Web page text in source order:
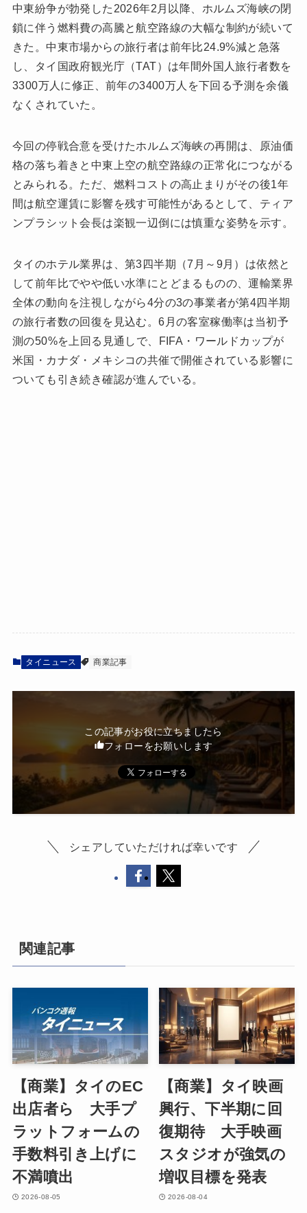
中東紛争が勃発した2026年2月以降、ホルムズ海峡の閉
鎖に伴う燃料費の高騰と航空路線の大幅な制約が続いて
きた。中東市場からの旅行者は前年比24.9%減と急落
し、タイ国政府観光庁（TAT）は年間外国人旅行者数を
3300万人に修正、前年の3400万人を下回る予測を余儀
なくされていた。
今回の停戦合意を受けたホルムズ海峡の再開は、原油価
格の落ち着きと中東上空の航空路線の正常化につながる
とみられる。ただ、燃料コストの高止まりがその後1年
間は航空運賃に影響を残す可能性があるとして、ティア
ンプラシット会長は楽観一辺倒には慎重な姿勢を示す。
タイのホテル業界は、第3四半期（7月～9月）は依然と
して前年比でやや低い水準にとどまるものの、運輸業界
全体の動向を注視しながら4分の3の事業者が第4四半期
の旅行者数の回復を見込む。6月の客室稼働率は当初予
測の50%を上回る見通しで、FIFA・ワールドカップが
米国・カナダ・メキシコの共催で開催されている影響に
ついても引き続き確認が進んでいる。
タイニュース 商業記事
この記事がお役に立ちましたら
フォローをお願いします
シェアしていただければ幸いです
関連記事
【商業】タイのEC
出店者ら 大手プ
ラットフォームの
手数料引き上げに
不満噴出
2026-08-05
【商業】タイ映画
興行、下半期に回
復期待 大手映画
スタジオが強気の
増収目標を発表
2026-08-04